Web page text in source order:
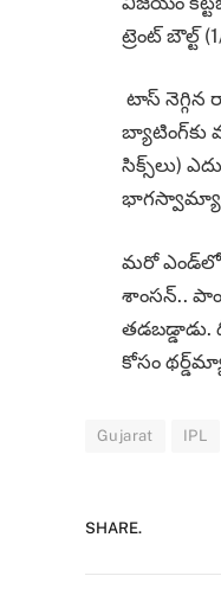
ట్రెంట్‌ బౌల్ట్‌
టాస్‌ నెగ్గిన
బ్యాటింగ్‌కు
సిక్స్‌లు)
మరో ఎండ్‌లో
శాంసన్‌..
తడబడ్డాడు.
కోసం
Gujarat IPL
SHARE.